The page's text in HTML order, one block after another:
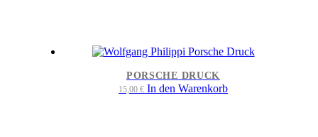
PORSCHE DRUCK
15,00 € In den Warenkorb